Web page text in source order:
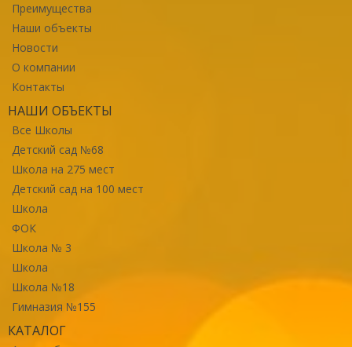
Преимущества
Наши объекты
Новости
О компании
Контакты
НАШИ ОБЪЕКТЫ
Все Школы
Детский сад №68
Школа на 275 мест
Детский сад на 100 мест
Школа
ФОК
Школа № 3
Школа
Школа №18
Гимназия №155
КАТАЛОГ